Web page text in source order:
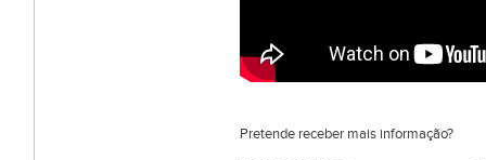
Pretende receber mais informação?